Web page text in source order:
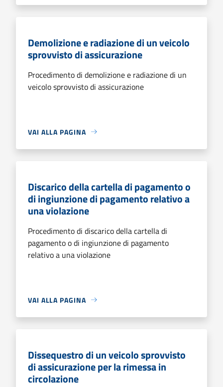
Demolizione e radiazione di un veicolo
sprovvisto di assicurazione
Procedimento di demolizione e radiazione di un
veicolo sprovvisto di assicurazione
VAI ALLA PAGINA
Discarico della cartella di pagamento o
di ingiunzione di pagamento relativo a
una violazione
Procedimento di discarico della cartella di
pagamento o di ingiunzione di pagamento
relativo a una violazione
VAI ALLA PAGINA
Dissequestro di un veicolo sprovvisto
di assicurazione per la rimessa in
circolazione